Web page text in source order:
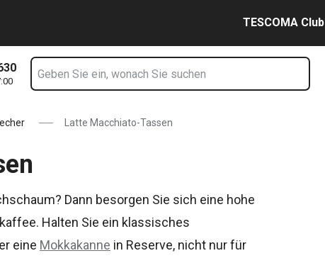
TESCOMA Club
Latte Macchiato-Tassen
Dann besorgen Sie sich eine hohe
Halten Sie ein klassisches
eine Mokkakanne in Reserve, nicht nur für